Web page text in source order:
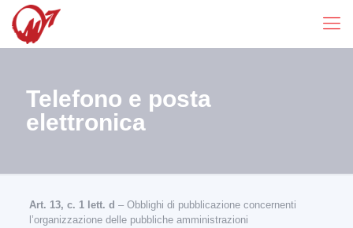
Telefono e posta
elettronica
Art. 13, c. 1 lett. d – Obblighi di pubblicazione concernenti
l’organizzazione delle pubbliche amministrazioni